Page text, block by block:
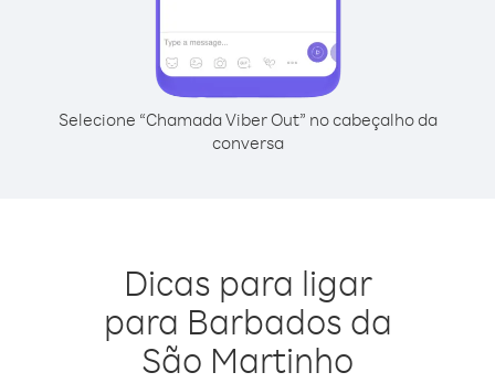
Selecione “Chamada Viber Out” no cabeçalho da
conversa
Dicas para ligar
para Barbados da
São Martinho